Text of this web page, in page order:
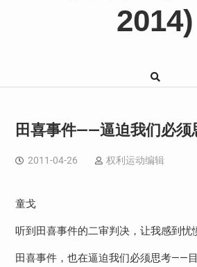
2014)
田喜事件——逼迫我们必须
2011-04-26 权利运动编辑
童戈
听到田喜事件的二审判决，让我感到忧
田喜事件，也在逼迫我们必须思考——